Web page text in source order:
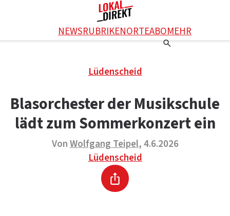
NEWSRUBRIKENORTEABOMEHR
Werbung schalten
Kontakt
Das Team
KONTAKT
DAS TEAM
ÜBER UNS
Lüdenscheid
Blasorchester der Musikschule
lädt zum Sommerkonzert ein
VonWolfgang Teipel, 4.6.2026
Lüdenscheid
Drucken